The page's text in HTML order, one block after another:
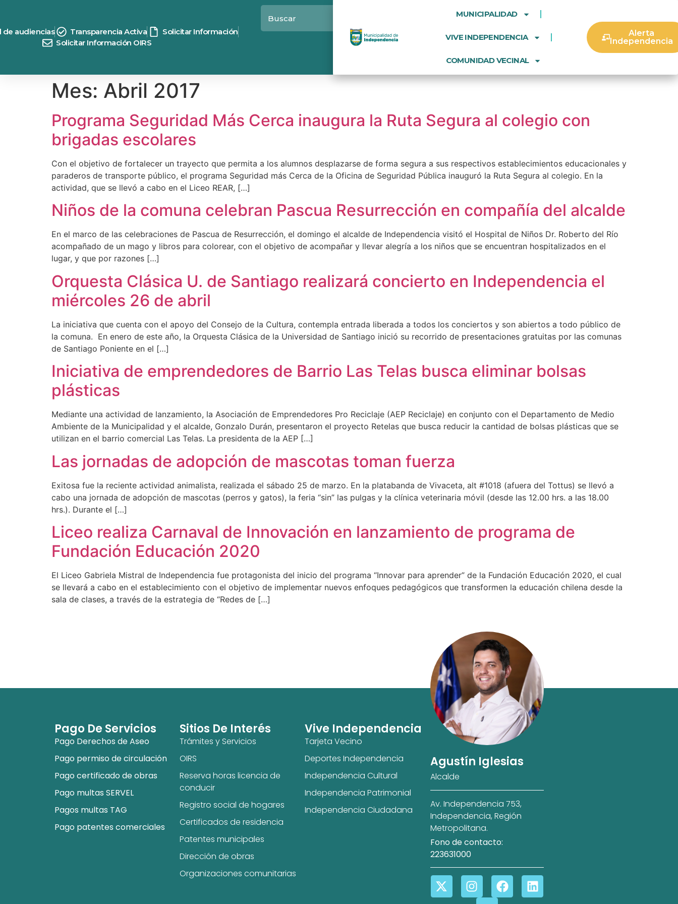
de audiencias Transparencia Activa
Solicitar Información
Solicitar Información OIRS
MUNICIPALIDAD
VIVE INDEPENDENCIA
COMUNIDAD VECINAL
Alerta
Independencia
Mes: Abril 2017
Programa Seguridad Más Cerca inaugura la Ruta Segura al colegio con
brigadas escolares
Con el objetivo de fortalecer un trayecto que permita a los alumnos desplazarse de forma segura a sus respectivos establecimientos educacionales y
paraderos de transporte público, el programa Seguridad más Cerca de la Oficina de Seguridad Pública inauguró la Ruta Segura al colegio. En la
actividad, que se llevó a cabo en el Liceo REAR, […]
Niños de la comuna celebran Pascua Resurrección en compañía del alcalde
En el marco de las celebraciones de Pascua de Resurrección, el domingo el alcalde de Independencia visitó el Hospital de Niños Dr. Roberto del Río
acompañado de un mago y libros para colorear, con el objetivo de acompañar y llevar alegría a los niños que se encuentran hospitalizados en el
lugar, y que por razones […]
Orquesta Clásica U. de Santiago realizará concierto en Independencia el
miércoles 26 de abril
La iniciativa que cuenta con el apoyo del Consejo de la Cultura, contempla entrada liberada a todos los conciertos y son abiertos a todo público de
la comuna. En enero de este año, la Orquesta Clásica de la Universidad de Santiago inició su recorrido de presentaciones gratuitas por las comunas
de Santiago Poniente en el […]
Iniciativa de emprendedores de Barrio Las Telas busca eliminar bolsas
plásticas
Mediante una actividad de lanzamiento, la Asociación de Emprendedores Pro Reciclaje (AEP Reciclaje) en conjunto con el Departamento de Medio
Ambiente de la Municipalidad y el alcalde, Gonzalo Durán, presentaron el proyecto Retelas que busca reducir la cantidad de bolsas plásticas que se
utilizan en el barrio comercial Las Telas. La presidenta de la AEP […]
Las jornadas de adopción de mascotas toman fuerza
Exitosa fue la reciente actividad animalista, realizada el sábado 25 de marzo. En la platabanda de Vivaceta, alt #1018 (afuera del Tottus) se llevó a
cabo una jornada de adopción de mascotas (perros y gatos), la feria “sin” las pulgas y la clínica veterinaria móvil (desde las 12.00 hrs. a las 18.00
hrs.). Durante el […]
Liceo realiza Carnaval de Innovación en lanzamiento de programa de
Fundación Educación 2020
El Liceo Gabriela Mistral de Independencia fue protagonista del inicio del programa “Innovar para aprender” de la Fundación Educación 2020, el cual
se llevará a cabo en el establecimiento con el objetivo de implementar nuevos enfoques pedagógicos que transformen la educación chilena desde la
sala de clases, a través de la estrategia de “Redes de […]
Pago De Servicios
Pago Derechos de Aseo
Pago permiso de circulación
Pago certificado de obras
Pago multas SERVEL
Pagos multas TAG
Pago patentes comerciales
Sitios De Interés
Trámites y Servicios
OIRS
Reserva horas licencia de
conducir
Registro social de hogares
Certificados de residencia
Patentes municipales
Dirección de obras
Organizaciones comunitarias
Vive Independencia
Tarjeta Vecino
Deportes Independencia
Independencia Cultural
Independencia Patrimonial
Independencia Ciudadana
Agustín Iglesias
Alcalde
Av. Independencia 753,
Independencia, Región
Metropolitana.
Fono de contacto:
223631000